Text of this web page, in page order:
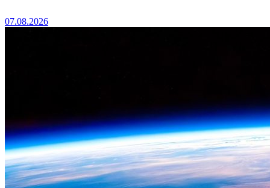
07.08.2026